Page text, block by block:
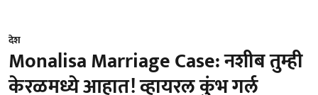
देश
Monalisa Marriage Case: नशीब तुम्ही
केरळमध्ये आहात! व्हायरल कुंभ गर्ल